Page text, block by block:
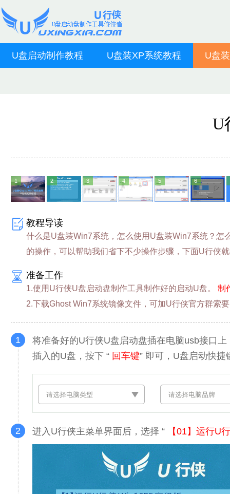
U盘启动制作教程 U盘装XP系统教程 U盘
U
1 2 3 4 5 6
教程导读
什么是U盘装Win7系统，怎么使用U盘装Win7系统？
的操作，可以帮助我们省下不少操作步骤，下面U行侠
准备工作
1.使用U行侠U盘启动盘制作工具制作好的启动U盘。 制
2.下载Ghost Win7系统镜像文件，可加U行侠官方群索
1
将准备好的U行侠U盘启动盘插在电脑usb接口
插入的U盘，按下 “ 回车键” 即可，U盘启动快捷
2 进入U行侠主菜单界面后，选择 “ 【01】运行U